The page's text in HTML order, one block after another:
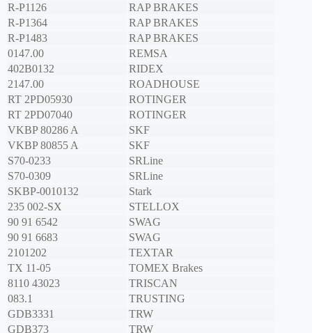
R-P1126
RAP BRAKES
R-P1364
RAP BRAKES
R-P1483
RAP BRAKES
0147.00
REMSA
402B0132
RIDEX
2147.00
ROADHOUSE
RT 2PD05930
ROTINGER
RT 2PD07040
ROTINGER
VKBP 80286 A
SKF
VKBP 80855 A
SKF
S70-0233
SRLine
S70-0309
SRLine
SKBP-0010132
Stark
235 002-SX
STELLOX
90 91 6542
SWAG
90 91 6683
SWAG
2101202
TEXTAR
TX 11-05
TOMEX Brakes
8110 43023
TRISCAN
083.1
TRUSTING
GDB3331
TRW
GDB373
TRW